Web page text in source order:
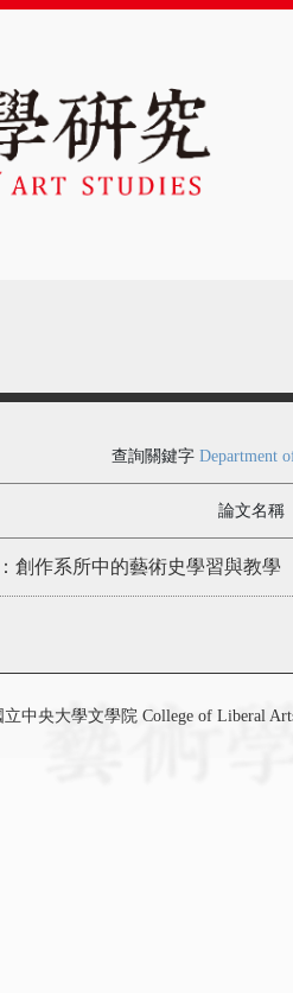
查詢關鍵字 Department
論文名稱
創作系所中的藝術史學習與教學
立中央大學文學院 College of Liberal